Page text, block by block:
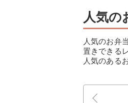
人気の
人気のお弁
置きできる
人気のある